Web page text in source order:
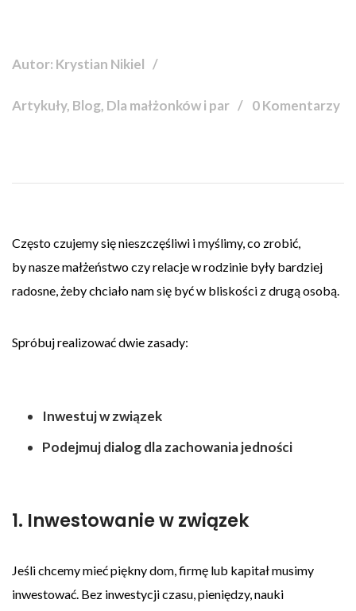
Autor: Krystian Nikiel
Artykuły, Blog, Dla małżonków i par 0 Komentarzy
Często czujemy się nieszczęśliwi i myślimy, co zrobić,
by nasze małżeństwo czy relacje w rodzinie były bardziej
radosne, żeby chciało nam się być w bliskości z drugą osobą.
Spróbuj realizować dwie zasady:
Inwestuj w związek
Podejmuj dialog dla zachowania jedności
1. Inwestowanie w związek
Jeśli chcemy mieć piękny dom, firmę lub kapitał musimy
inwestować. Bez inwestycji czasu, pieniędzy, nauki